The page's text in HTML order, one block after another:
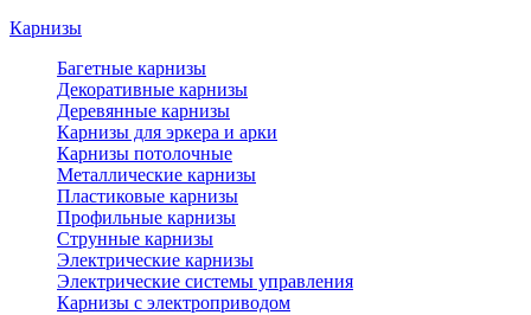
Карнизы
Багетные карнизы
Декоративные карнизы
Деревянные карнизы
Карнизы для эркера и арки
Карнизы потолочные
Металлические карнизы
Пластиковые карнизы
Профильные карнизы
Струнные карнизы
Электрические карнизы
Электрические системы управления
Карнизы с электроприводом